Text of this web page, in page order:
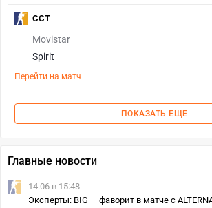
Movistar
Spirit
Перейти на матч
CCT
ПОКАЗАТЬ ЕЩЕ
Главные новости
14.06 в 15:48
Эксперты: BIG — фаворит в матче с